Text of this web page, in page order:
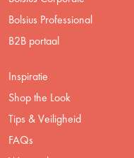
Bolsius Professional
B2B portaal
Inspiratie
Shop the Look
Tips & Veiligheid
FAQs